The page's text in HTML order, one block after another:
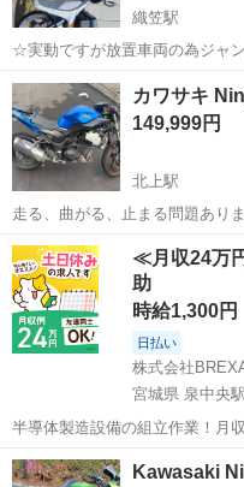
織笠駅
☆実動ですが放置車両の為ジ
ール必読☆ 鍵・書類あり キック
まるOK 灯火類OK 自家塗装 メ
工具箱 前後タイ...
岩手 下閉伊郡 織笠駅
カワサキ
149,999円
北上駅
走る、曲がる、止まる問題あり
いかもです。 灯火類も問題あり
転倒した形跡ありますが走行に
やお問い合わせをお控えください
岩手 北上市 北上駅
≪月収24万
助
時給1,300円
日払い
株式会社
宮城県 泉中央駅
半導体製造設備の組立作業！月
中中！社会保険完備！送迎あり
備！作業着無償貸与◎食堂利用可★《
宮城 泉中央駅
Kawasaki